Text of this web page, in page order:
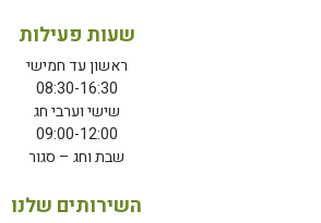
שעות פעילות
ראשון עד חמישי
08:30-16:30
שישי וערבי חג
09:00-12:00
שבת וחג – סגור
השירותים שלנו